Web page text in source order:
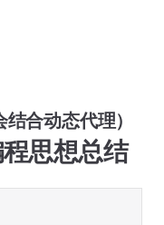
合动态代理）
思想总结